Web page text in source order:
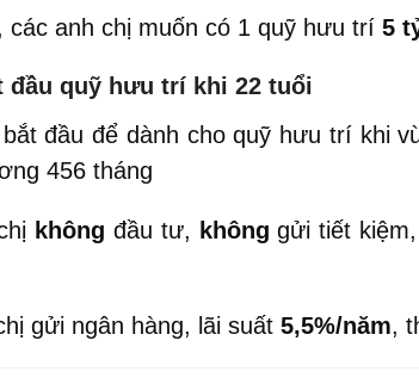
các anh chị muốn có 1 quỹ hưu trí5
đầu quỹ hưu trí khi 22 tuổi
đầu để dành cho quỹ hưu trí khi
456 tháng
không đầu tư, không gửi tiết
gửi ngân hàng, lãi suất5,5%/năm,